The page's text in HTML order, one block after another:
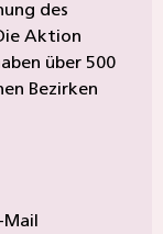
des
Aktion
über 500
Bezirken
Mail